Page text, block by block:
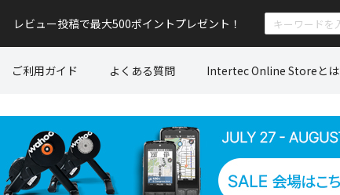
レビュー投稿で最大500ポイントプレゼント！
ご利用ガイド よくある質問 Intertec Online Storeとは